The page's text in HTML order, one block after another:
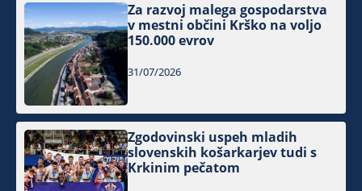
Za razvoj malega gospodarstva
v mestni občini Krško na voljo
150.000 evrov
31/07/2026
Zgodovinski uspeh mladih
slovenskih košarkarjev tudi s
Krkinim pečatom